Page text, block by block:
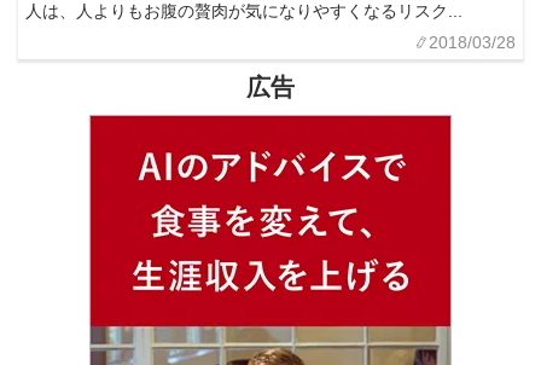
人は、人よりもお腹の贅肉が気になりやすくなるリスク...
2018/03/28
広告